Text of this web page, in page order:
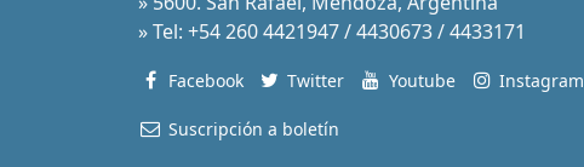
» Tel: +54 260 4421947 / 4430673 / 4433171
Facebook Twitter Youtube Instagram
Suscripción a boletín